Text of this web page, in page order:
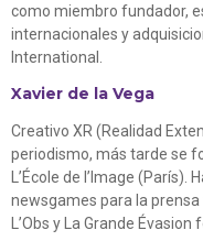
como miembro fundador,
internacionales y
International.
Xavier de la Vega
Creativo XR (Realidad
periodismo, más tarde se
L’École de l’Image (París).
newsgames para la
L’Obs y La Grande